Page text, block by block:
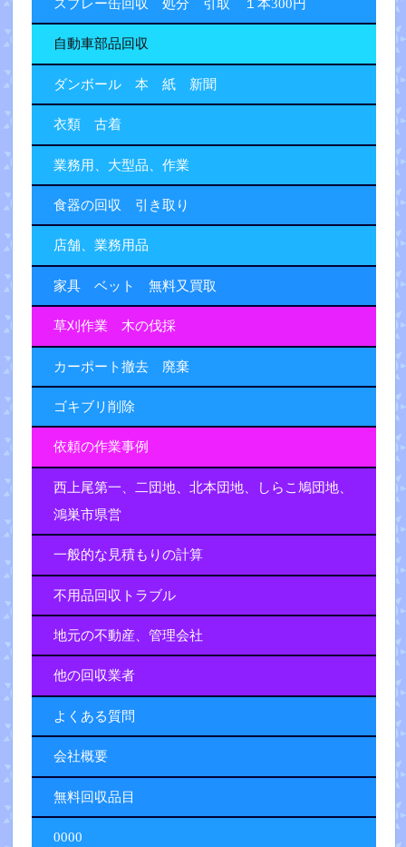
スプレー缶回収 処分 引取 １本300円
自動車部品回収
ダンボール 本 紙 新聞
衣類 古着
業務用、大型品、作業
食器の回収 引き取り
店舗、業務用品
家具 ベット 無料又買取
草刈作業 木の伐採
カーポート撤去 廃棄
ゴキブリ削除
依頼の作業事例
西上尾第一、二団地、北本団地、しらこ鳩団地、
鴻巣市県営
一般的な見積もりの計算
不用品回収トラブル
地元の不動産、管理会社
他の回収業者
よくある質問
会社概要
無料回収品目
0000